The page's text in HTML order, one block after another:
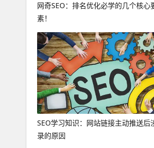
网奇SEO：排名优化必学的几个核心
素！
SEO学习知识：网站链接主动推送后
录的原因